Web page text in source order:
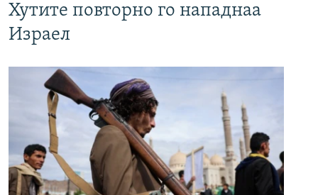
Хутите повторно го нападнаа
Израел